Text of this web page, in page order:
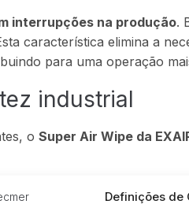
Definições de
interrupções na produção.
característica elimina a
para uma operação
industrial
o Super Air Wipe da
Disponível em 11 tamanhos
e temperaturas até